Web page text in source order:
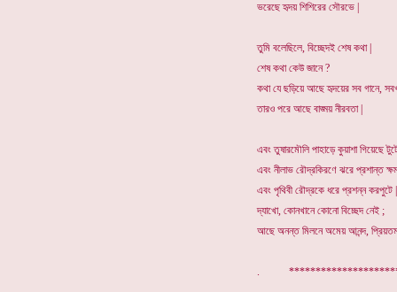
ভরেছে হৃদয় শিশিরের সৌরভে |
তুমি বলেছিলে, বিচ্ছেদই শেষ কথা |
শেষ কথা কেউ জানে ?
কথা যে ছড়িয়ে আছে হৃদয়ের সব গানে,
তারও পরে আছে বাঙ্ময় নীরবতা |
এবং তুষারমৌলি পাহাড়ে কুয়াশা গিয়েছে
এবং নীলাভ রৌদ্রকিরণে ঝরে প্রশান্ত
এবং পৃথিবী রৌদ্রকে ধরে প্রশন্ন করপুটে |
দ্যাখো, কোনখানে কোনো বিচ্ছেদ নেই ;
আছে অনন্ত মিলনে অমেয় আনন্দ,
.